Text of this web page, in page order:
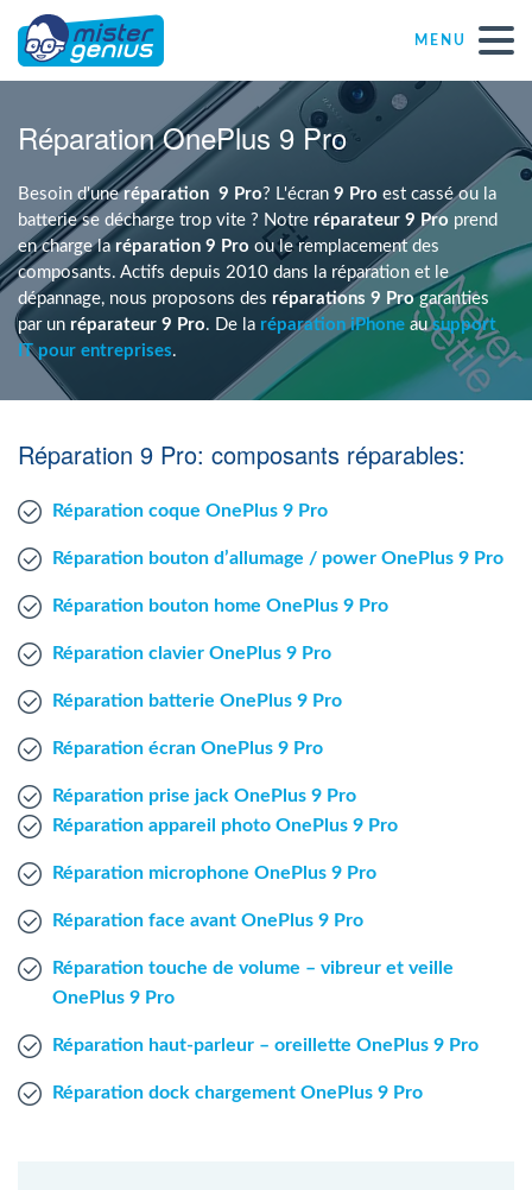
MENU
Réparations – Dépannages
Magasins informatiques toutes marques
Particulier
Indépendant
PME
ASBL
Agent Mac
Réparation OnePlus 9 Pro
Besoin d'uneréparation 9 Pro? L'écran 9 Pro est cassé ou la
batterie se décharge trop vite ? Notre réparateur 9 Pro prend
en charge laréparation 9 Pro ou le remplacement des
composants. Actifs depuis 2010 dans la réparation et le
dépannage, nous proposons des réparations 9 Progaranties
par un réparateur 9 Pro. De la réparation iPhone ausupport
IT pour entreprises.
Réparation 9 Pro: composants réparables:
Réparation coque OnePlus 9 Pro
Réparation bouton d’allumage / power OnePlus 9 Pro
Réparation bouton home OnePlus 9 Pro
Réparation clavier OnePlus 9 Pro
Réparation batterie OnePlus 9 Pro
Réparation écran OnePlus 9 Pro
Réparation prise jack OnePlus 9 Pro
Réparation appareil photo OnePlus 9 Pro
Réparation microphone OnePlus 9 Pro
Réparation face avant OnePlus 9 Pro
Réparation touche de volume – vibreur et veille
OnePlus 9 Pro
Réparation haut-parleur – oreillette OnePlus 9 Pro
Réparation dock chargement OnePlus 9 Pro